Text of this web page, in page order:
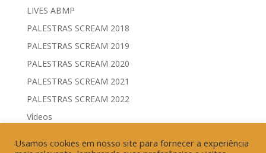
LIVES ABMP
PALESTRAS SCREAM 2018
PALESTRAS SCREAM 2019
PALESTRAS SCREAM 2020
PALESTRAS SCREAM 2021
PALESTRAS SCREAM 2022
Vídeos
Usamos cookies em nosso site para fornecer a experiência